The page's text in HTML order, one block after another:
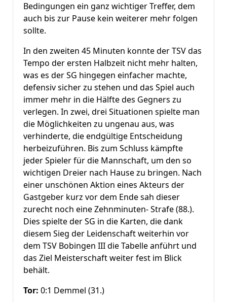
Bedingungen ein ganz wichtiger Treffer, dem
auch bis zur Pause kein weiterer mehr folgen
sollte.
In den zweiten 45 Minuten konnte der TSV das
Tempo der ersten Halbzeit nicht mehr halten,
was es der SG hingegen einfacher machte,
defensiv sicher zu stehen und das Spiel auch
immer mehr in die Hälfte des Gegners zu
verlegen. In zwei, drei Situationen spielte man
die Möglichkeiten zu ungenau aus, was
verhinderte, die endgültige Entscheidung
herbeizuführen. Bis zum Schluss kämpfte
jeder Spieler für die Mannschaft, um den so
wichtigen Dreier nach Hause zu bringen. Nach
einer unschönen Aktion eines Akteurs der
Gastgeber kurz vor dem Ende sah dieser
zurecht noch eine Zehnminuten- Strafe (88.).
Dies spielte der SG in die Karten, die dank
diesem Sieg der Leidenschaft weiterhin vor
dem TSV Bobingen III die Tabelle anführt und
das Ziel Meisterschaft weiter fest im Blick
behält.
Tor: 0:1 Demmel (31.)